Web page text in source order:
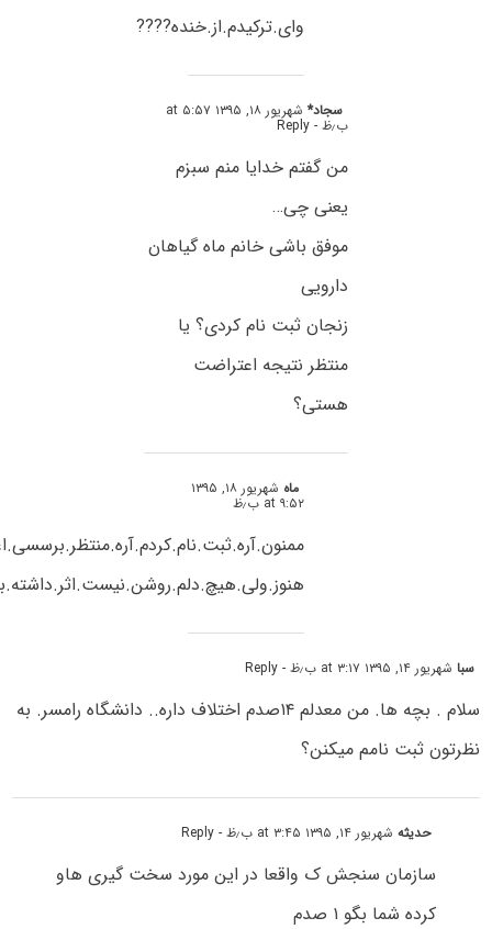
وای.ترکیدم.از.خنده????
سجاد* شهریور ۱۸, ۱۳۹۵ at ۵:۵۷
ب٫ظ - Reply
من گفتم خدایا منم سبزم
یعنی چی…
موفق باشی خانم ماه گیاهان
دارویی
زنجان ثبت نام کردی؟ یا
منتظر نتیجه اعتراضت
هستی؟
ماه شهریور ۱۸, ۱۳۹۵
at ۹:۵۲ ب٫ظ
سباشهریور ۱۴, ۱۳۹۵ at ۳:۱۷ ب٫ظ - Reply
سلام . بچه ها. من معدلم ۱۴صدم اختلاف داره.. دانشگاه رامسر. به
نظرتون ثبت نامم میکنن؟
حدیثهشهریور ۱۴, ۱۳۹۵ at ۳:۴۵ ب٫ظ - Reply
سازمان سنجش ک واقعا در این مورد سخت گیری هاو
کرده شما بگو ۱ صدم